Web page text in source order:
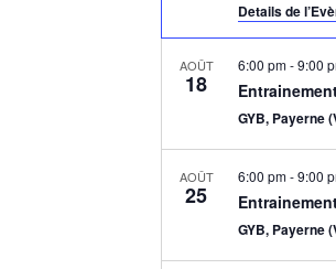
Details de
AOÛT
18
6:00 pm-9:00
GYB, Payerne
AOÛT
25
6:00 pm-9:00
GYB, Payerne